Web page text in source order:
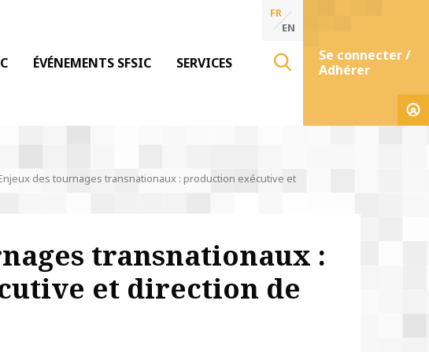
ÉVÉNEMENTS SFSIC SERVICES
FR
EN
Se connecter /
Adhérer
des tournages transnationaux : production exécutive et
transnationaux :
et direction de